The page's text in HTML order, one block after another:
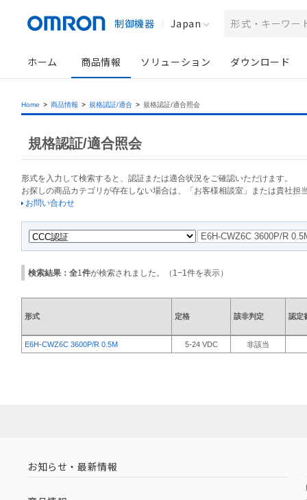
制御機器 Japan
ホーム 商品情報 ソリューション ダウンロード
Home > 商品情報 > 規格認証/適合 > 規格認証/適合照会
規格認証/適合照会
形式を入力して検索すると、認証または適合状況をご確認いただけます。
お探しの商品カテゴリが存在しない場合は、「お客様相談室」または貴社担
お問い合わせ
検索結果：全1 件が検索されました。（ 1 −1 件を表示）
形式 定格 該非判定 認定
E6H-CWZ6C 3600P/R 0.5M 5-24 VDC 非該当
お知らせ・最新情報